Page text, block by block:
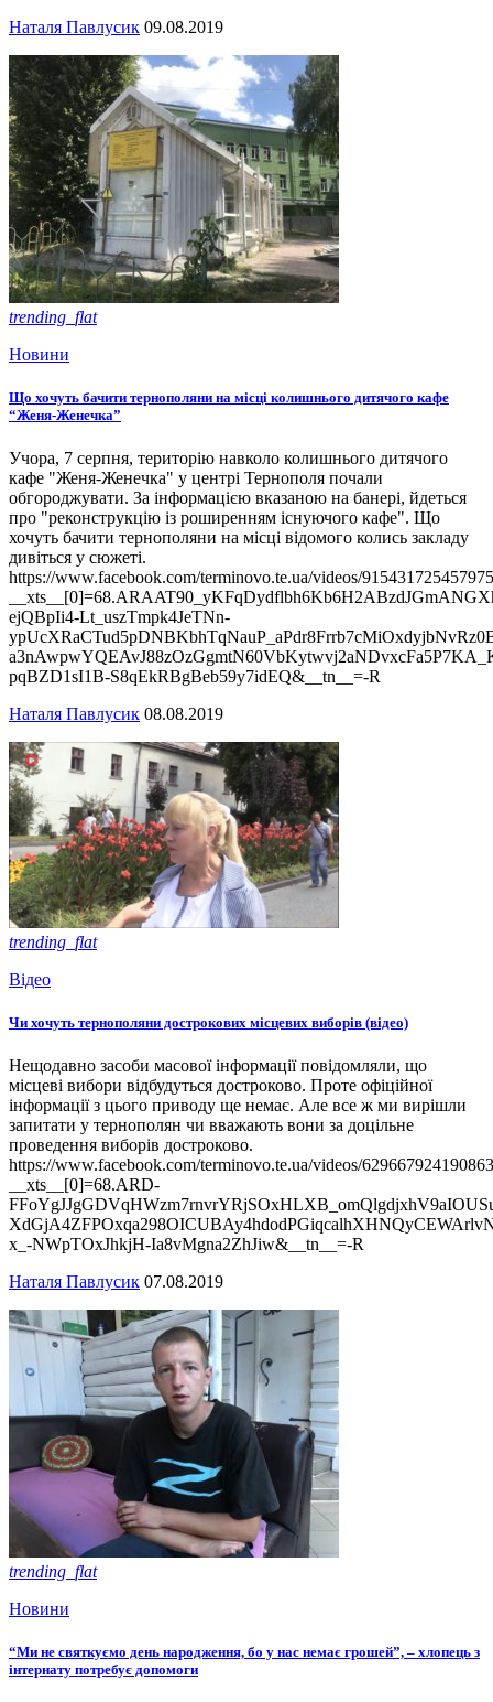
Наталя Павлусик 09.08.2019
trending_flat
Новини
Що хочуть бачити тернополяни на місці колишнього дитячого кафе
“Женя-Женечка”
Учора, 7 серпня, територію навколо колишнього дитячого
кафе "Женя-Женечка" у центрі Тернополя почали
обгороджувати. За інформацією вказаною на банері, йдеться
про "реконструкцію із роширенням існуючого кафе". Що
хочуть бачити тернополяни на місці відомого колись закладу
дивіться у сюжеті.
https://www.facebook.com/terminovo.te.ua/videos/
ejQBpIi4-Lt_uszTmpk4JeTNn-
pqBZD1sI1B-S8qEkRBgBeb59y7idEQ&__tn__=-R
Наталя Павлусик 08.08.2019
trending_flat
Відео
Чи хочуть тернополяни дострокових місцевих виборів (відео)
Нещодавно засоби масової інформації повідомляли, що
місцеві вибори відбудуться достроково. Проте офіційної
інформації з цього приводу ще немає. Але все ж ми вирішли
запитати у тернополян чи вважають вони за доцільне
проведення виборів достроково.
https://www.facebook.com/terminovo.te.ua/videos/
__xts__[0]=68.ARD-
x_-NWpTOxJhkjH-Ia8vMgna2ZhJiw&__tn__=-R
Наталя Павлусик 07.08.2019
trending_flat
Новини
“Ми не святкуємо день народження, бо у нас немає грошей”, – хлопець з
інтернату потребує допомоги